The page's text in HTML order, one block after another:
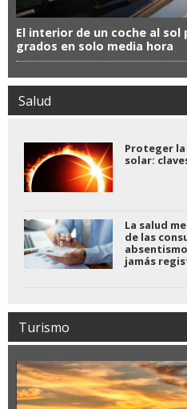
El interior de un coche al sol
grados en solo media hora
Salud
Proteger
solar:
La salud
de las
jamás
Turismo